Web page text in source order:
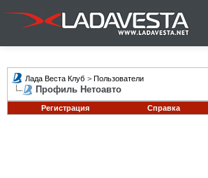
Лада Веста Клуб > Пользователи
Профиль Нетоавто
Регистрация Справка